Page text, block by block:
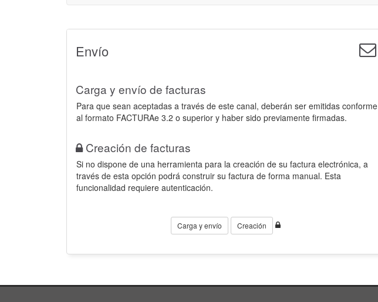
Envío
Carga y envío de facturas
Para que sean aceptadas a través de este canal, deberán ser emitidas conforme
al formato FACTURAe 3.2 o superior y haber sido previamente firmadas.
Creación de facturas
Si no dispone de una herramienta para la creación de su factura electrónica, a
través de esta opción podrá construir su factura de forma manual. Esta
funcionalidad requiere autenticación.
Carga y envío Creación